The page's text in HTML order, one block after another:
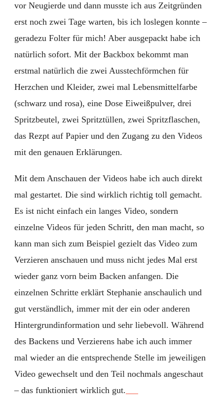
vor Neugierde und dann musste ich aus Zeitgründen
erst noch zwei Tage warten, bis ich loslegen konnte –
geradezu Folter für mich! Aber ausgepackt habe ich
natürlich sofort. Mit der Backbox bekommt man
erstmal natürlich die zwei Ausstechförmchen für
Herzchen und Kleider, zwei mal Lebensmittelfarbe
(schwarz und rosa), eine Dose Eiweißpulver, drei
Spritzbeutel, zwei Spritztüllen, zwei Spritzflaschen,
das Rezpt auf Papier und den Zugang zu den Videos
mit den genauen Erklärungen.
Mit dem Anschauen der Videos habe ich auch direkt
mal gestartet. Die sind wirklich richtig toll gemacht.
Es ist nicht einfach ein langes Video, sondern
einzelne Videos für jeden Schritt, den man macht, so
kann man sich zum Beispiel gezielt das Video zum
Verzieren anschauen und muss nicht jedes Mal erst
wieder ganz vorn beim Backen anfangen. Die
einzelnen Schritte erklärt Stephanie anschaulich und
gut verständlich, immer mit der ein oder anderen
Hintergrundinformation und sehr liebevoll. Während
des Backens und Verzierens habe ich auch immer
mal wieder an die entsprechende Stelle im jeweiligen
Video gewechselt und den Teil nochmals angeschaut
– das funktioniert wirklich gut.